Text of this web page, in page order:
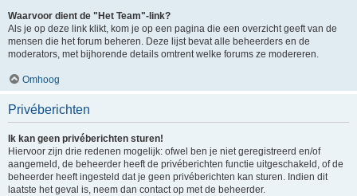
Waarvoor dient de "Het Team"-link?
Als je op deze link klikt, kom je op een pagina die een overzicht geeft van de
mensen die het forum beheren. Deze lijst bevat alle beheerders en de
moderators, met bijhorende details omtrent welke forums ze modereren.
Omhoog
Privéberichten
Ik kan geen privéberichten sturen!
Hiervoor zijn drie redenen mogelijk: ofwel ben je niet geregistreerd en/of
aangemeld, de beheerder heeft de privéberichten functie uitgeschakeld, of de
beheerder heeft ingesteld dat je geen privéberichten kan sturen. Indien dit
laatste het geval is, neem dan contact op met de beheerder.